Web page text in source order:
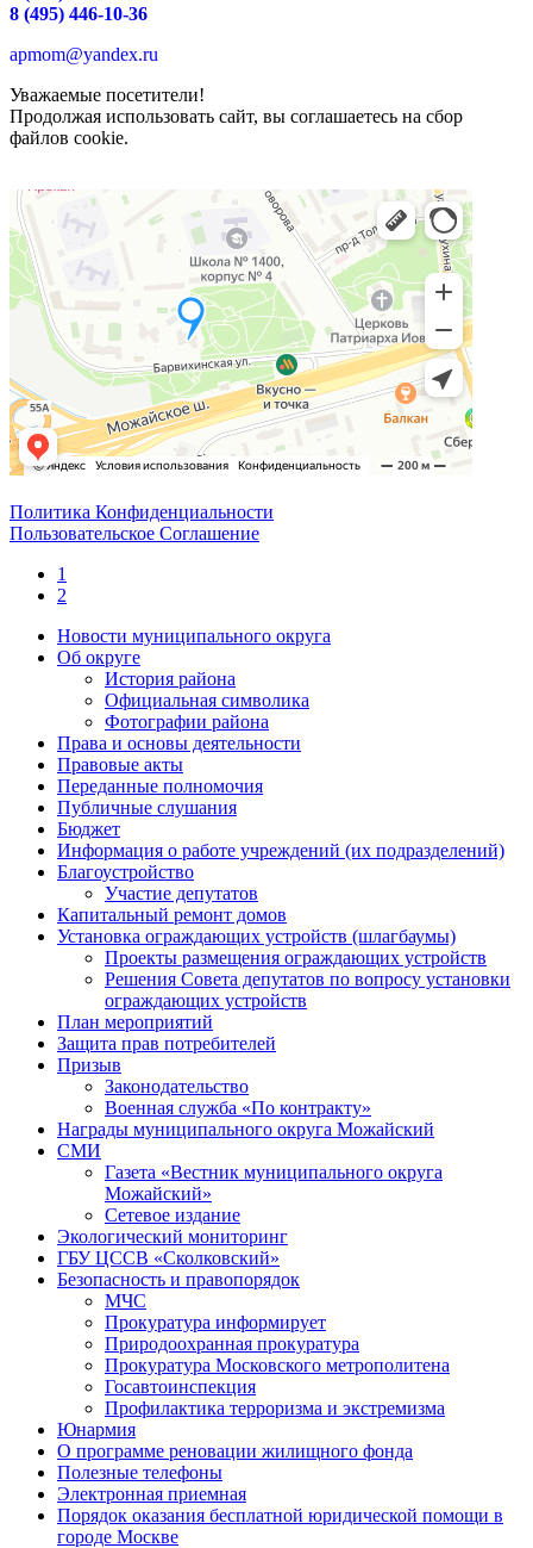
8 (495) 446-10-36
apmom@yandex.ru
Уважаемые посетители!
Продолжая использовать сайт, вы соглашаетесь на сбор
файлов cookie.
Политика Конфиденциальности
Пользовательское Соглашение
1
2
Новости муниципального округа
Об округе
История района
Официальная символика
Фотографии района
Права и основы деятельности
Правовые акты
Переданные полномочия
Публичные слушания
Бюджет
Информация о работе учреждений (их подразделений)
Благоустройство
Участие депутатов
Капитальный ремонт домов
Установка ограждающих устройств (шлагбаумы)
Проекты размещения ограждающих устройств
Решения Совета депутатов по вопросу установки
ограждающих устройств
План мероприятий
Защита прав потребителей
Призыв
Законодательство
Военная служба «По контракту»
Награды муниципального округа Можайский
СМИ
Газета «Вестник муниципального округа
Можайский»
Сетевое издание
Экологический мониторинг
ГБУ ЦССВ «Сколковский»
Безопасность и правопорядок
МЧС
Прокуратура информирует
Природоохранная прокуратура
Прокуратура Московского метрополитена
Госавтоинспекция
Профилактика терроризма и экстремизма
Юнармия
О программе реновации жилищного фонда
Полезные телефоны
Электронная приемная
Порядок оказания бесплатной юридической помощи в
городе Москве